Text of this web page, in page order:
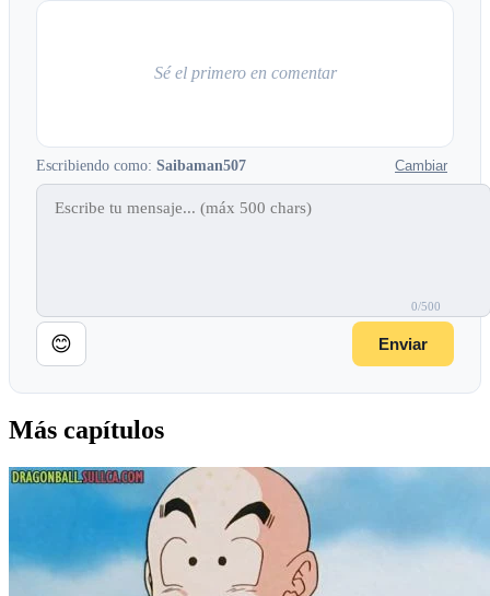
Sé el primero en comentar
Escribiendo como: Saibaman507 Cambiar
0/500
😊 Enviar
Más capítulos